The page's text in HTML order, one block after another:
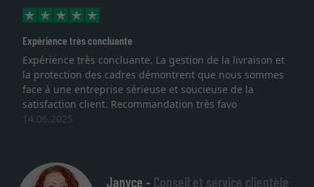
La gestion de la livraison et
cadres démontrent que nous sommes
sérieuse et soucieuse de la
Recommandation très favo
Je recherchais
lithographie, je
qualité sont au
service et